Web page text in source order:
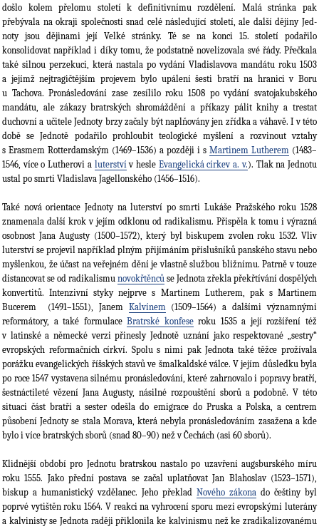
došlo kolem přelomu století k definitivnímu rozdělení. Malá stránka pak
přebývala na okraji společnosti snad celé následující století, ale další dějiny Jed­
noty jsou dějinami její Velké stránky. Té se na konci 15. století podařilo
konsolidovat například i díky tomu, že podstatně novelizovala své řády. Přečkala
také silnou perzekuci, která nastala po vydání Vladislavova mandátu roku 1503
a jejímž nejtragičtějším projevem bylo upálení šesti bratří na hranici v Boru
u Tachova. Pronásledování zase zesílilo roku 1508 po vydání svatojakubského
mandátu, ale zákazy bratrských shromáždění a příkazy pálit knihy a trestat
duchovní a učitele Jednoty brzy začaly být naplňovány jen zřídka a váhavě. I v této
době se Jednotě podařilo prohloubit teologické myšlení a rozvinout vztahy
s Erasmem Rot­terdamským (1469–1536) a později i s Martinem Lutherem (1483–
1546, více o Lutherovi a luterstvív hesle Evangelická církev a. v.). Tlak na Jednotu
ustal po smrti Vladislava Jagel­lonského (1456–1516).
Také nová orientace Jednoty na luterství po smrti Lukáše Pražského roku 1528
znamenala další krok v jejím odklonu od radikalismu. Přispěla k tomu i výrazná
osobnost Jana Augusty (1500–1572), který byl biskupem zvolen roku 1532. Vliv
luterství se projevil například plným přijímáním příslušníků panského stavu nebo
myšlen­kou, že účast na veřejném dění je vlastně službou bližnímu. Patrně v touze
distancovat se od radikalismu novokřtěnců se Jednota zřekla překřtívání dospělých
konvertitů. Intenzivní styky nejprve s Martinem Luthe­rem, pak s Martinem
Bucerem (1491–1551), Janem Kalvínem(1509–1564) a dalšími významnými
reformátory, a také formulaceBratrské konfeseroku 1535 a její rozšíření též
v latinské a německé verzi přinesly Jednotě uznání jako respektované „sestry“
evrop­ských reformačních církví. Spolu s nimi pak Jednota také těžce prožívala
porážku evangelických říšských stavů ve šmalkaldské válce. V jejím důsledku byla
po roce 1547 vystavena silnému pronásledování, které zahrnovalo i popravy bratří,
šestnáctileté vězení Jana Augusty, násilné rozpouštění sborů a podobně. V této
situaci část bratří a sester odešla do emigrace do Pruska a Polska, a centrem
působení Jednoty se stala Morava, která nebyla pronásledováním zasažena a kde
bylo i více bratrských sborů (snad 80–90) než v Čechách (asi 60 sborů).
Klidnější období pro Jednotu bratrskou nastalo po uzavření augsburského míru
roku 1555. Jako přední postava se začal uplatňovat Jan Blahoslav (1523–1571),
biskup a humanistický vzdělanec. Jeho překlad Nového zákona do češtiny byl
poprvé vytištěn roku 1564. V reakci na vyhrocení sporu mezi evropskými luterány
a kalvinisty se Jednota raději přiklonila ke kalvinis­mu než ke zradikalizovanému